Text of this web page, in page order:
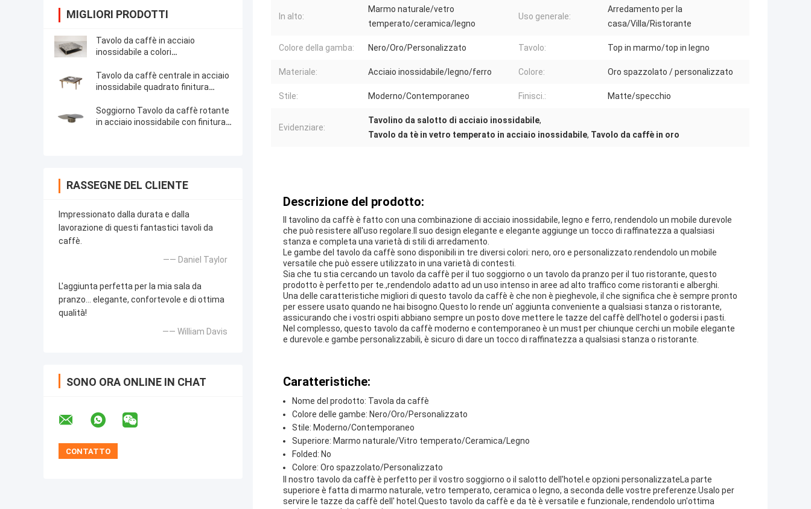
MIGLIORI PRODOTTI
Tavolo da caffè in acciaio
inossidabile a colori
domestica
Tavolo da caffè centrale in acciaio
inossidabile quadrato finitura
Soggiorno Tavolo da caffè rotante
in acciaio inossidabile con finitura
RASSEGNE DEL CLIENTE
Impressionato dalla durata e dalla
lavorazione di questi fantastici tavoli da
caffè.
—— Daniel Taylor
L'aggiunta perfetta per la mia sala da
pranzo... elegante, confortevole e di ottima
qualità!
—— William Davis
SONO ORA ONLINE IN CHAT
In alto:
Marmo naturale/vetro
temperato/ceramica/legno
Uso generale:
Arredamento per la
casa/Villa/Ristorante
Colore della gamba: Nero/Oro/Personalizzato Tavolo: Top in marmo/top in legno
Materiale: Acciaio inossidabile/legno/ferro Colore: Oro spazzolato / personalizzato
Stile: Moderno/Contemporaneo Finisci.: Matte/specchio
Evidenziare:
Tavolino da salotto di acciaio inossidabile,
Tavolo da tè in vetro temperato in acciaio inossidabile, Tavolo da caffè in oro
Descrizione del prodotto:
Il tavolino da caffè è fatto con una combinazione di acciaio inossidabile, legno e ferro, rendendolo un mobile durevole
che può resistere all'uso regolare.Il suo design elegante e elegante aggiunge un tocco di raffinatezza a qualsiasi
stanza e completa una varietà di stili di arredamento.
Le gambe del tavolo da caffè sono disponibili in tre diversi colori: nero, oro e personalizzato.rendendolo un mobile
versatile che può essere utilizzato in una varietà di contesti.
Sia che tu stia cercando un tavolo da caffè per il tuo soggiorno o un tavolo da pranzo per il tuo ristorante, questo
prodotto è perfetto per te.,rendendolo adatto ad un uso intenso in aree ad alto traffico come ristoranti e alberghi.
Una delle caratteristiche migliori di questo tavolo da caffè è che non è pieghevole, il che significa che è sempre pronto
per essere usato quando ne hai bisogno.Questo lo rende un' aggiunta conveniente a qualsiasi stanza o ristorante,
assicurando che i vostri ospiti abbiano sempre un posto dove mettere le tazze del caffè dell'hotel o godersi i pasti.
Nel complesso, questo tavolo da caffè moderno e contemporaneo è un must per chiunque cerchi un mobile elegante
e durevole.e gambe personalizzabili, è sicuro di dare un tocco di raffinatezza a qualsiasi stanza o ristorante.
Caratteristiche:
Nome del prodotto: Tavola da caffè
Colore delle gambe: Nero/Oro/Personalizzato
Stile: Moderno/Contemporaneo
Superiore: Marmo naturale/Vitro temperato/Ceramica/Legno
Folded: No
Colore: Oro spazzolato/Personalizzato
Il nostro tavolo da caffè è perfetto per il vostro soggiorno o il salotto dell'hotel.e opzioni personalizzateLa parte
superiore è fatta di marmo naturale, vetro temperato, ceramica o legno, a seconda delle vostre preferenze.Usalo per
servire le tazze da caffè dell' hotel.Questo tavolo da caffè e da tè è versatile e funzionale, rendendolo un'ottima